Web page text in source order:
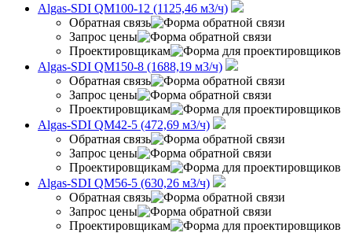
Algas-SDI QM100-12 (1125,46 м3/ч)
Обратная связь
Запрос цены
Проектировщикам
Algas-SDI QM150-8 (1688,19 м3/ч)
Обратная связь
Запрос цены
Проектировщикам
Algas-SDI QM42-5 (472,69 м3/ч)
Обратная связь
Запрос цены
Проектировщикам
Algas-SDI QM56-5 (630,26 м3/ч)
Обратная связь
Запрос цены
Проектировщикам